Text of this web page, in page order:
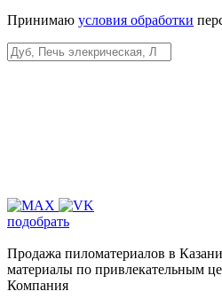
Принимаю условия обработки
подобрать
Продажа пиломатериалов в
материалы по привлекательным
Компания